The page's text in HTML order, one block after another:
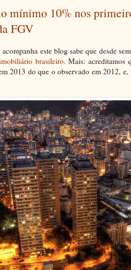
mínimo 10% nos
FGV
acompanha este blog sabe que desde
brasileiro. Mais: acreditamos
2013 do que o observado em 2012,